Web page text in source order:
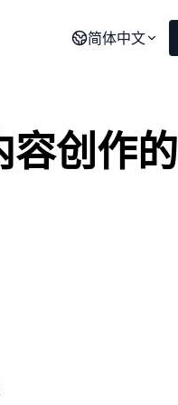
简体中文
容创作的